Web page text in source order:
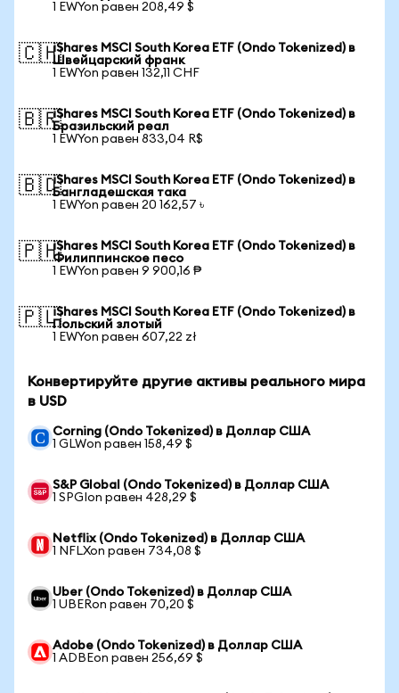
1 EWYon равен 208,49 $
🇨🇭iShares MSCI South Korea ETF (Ondo Tokenized) в
Швейцарский франк
1 EWYon равен 132,11 CHF
🇧🇷iShares MSCI South Korea ETF (Ondo Tokenized) в
Бразильский реал
1 EWYon равен 833,04 R$
🇧🇩iShares MSCI South Korea ETF (Ondo Tokenized) в
Бангладешская така
1 EWYon равен 20 162,57 ৳
🇵🇭iShares MSCI South Korea ETF (Ondo Tokenized) в
Филиппинское песо
1 EWYon равен 9 900,16 ₱
🇵🇱iShares MSCI South Korea ETF (Ondo Tokenized) в
Польский злотый
1 EWYon равен 607,22 zł
Конвертируйте другие активы реального мира
в USD
Corning (Ondo Tokenized) в Доллар США
1 GLWon равен 158,49 $
S&P Global (Ondo Tokenized) в Доллар США
1 SPGIon равен 428,29 $
Netflix (Ondo Tokenized) в Доллар США
1 NFLXon равен 734,08 $
Uber (Ondo Tokenized) в Доллар США
1 UBERon равен 70,20 $
Adobe (Ondo Tokenized) в Доллар США
1 ADBEon равен 256,69 $